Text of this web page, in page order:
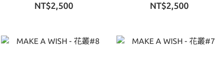
NT$2,500 NT$2,500